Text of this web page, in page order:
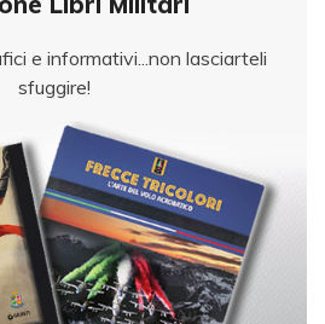
e informativi...non lasciarteli
sfuggire!